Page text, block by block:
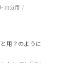
:自分用
用？のように
かとても便利